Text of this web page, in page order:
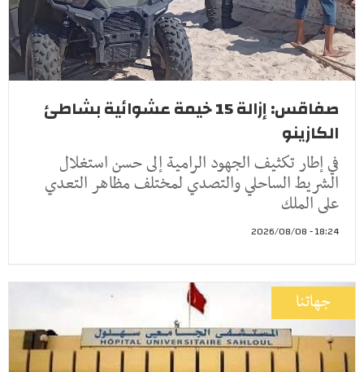
صفاقس: إزالة 15 خيمة عشوائية بشاطئ
الكازينو
في إطار تكثيف الجهود الرامية إلى حسن استغلال
الشريط الساحلي والتصدي لمختلف مظاهر التعدي
على الملك
18:24 - 2026/08/08
جهاتنا